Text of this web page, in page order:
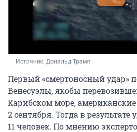
Источник: Дональд Трамп
Первый «смертоносный удар»
Венесуэлы, якобы
Карибском море,
2 сентября. Тогда в
11 человек. По мнению